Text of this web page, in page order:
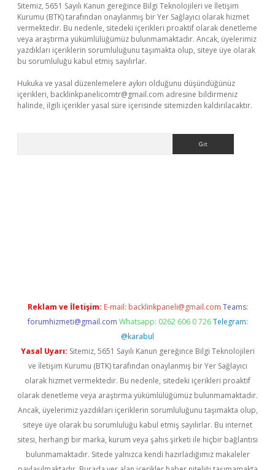
Sitemiz, 5651 Sayılı Kanun gereğince Bilgi Teknolojileri ve İletişim
Kurumu (BTK) tarafından onaylanmış bir Yer Sağlayıcı olarak hizmet
vermektedir. Bu nedenle, sitedeki içerikleri proaktif olarak denetleme
veya araştırma yükümlülüğümüz bulunmamaktadır. Ancak, üyelerimiz
yazdıkları içeriklerin sorumluluğunu taşımakta olup, siteye üye olarak
bu sorumluluğu kabul etmiş sayılırlar.
Hukuka ve yasal düzenlemelere aykırı olduğunu düşündüğünüz
içerikleri, backlinkpanelicomtr@gmail.com adresine bildirmeniz
halinde, ilgili içerikler yasal süre içerisinde sitemizden kaldırılacaktır.
Reklam ve İletişim: E-mail: backlinkpaneli@gmail.com Teams:
forumhizmeti@gmail.com Whatsapp: 0262 606 0 726 Telegram:
@karabul
Yasal Uyarı: Sitemiz, 5651 Sayılı Kanun gereğince Bilgi Teknolojileri
ve İletişim Kurumu (BTK) tarafından onaylanmış bir Yer Sağlayıcı
olarak hizmet vermektedir. Bu nedenle, sitedeki içerikleri proaktif
olarak denetleme veya araştırma yükümlülüğümüz bulunmamaktadır.
Ancak, üyelerimiz yazdıkları içeriklerin sorumluluğunu taşımakta olup,
siteye üye olarak bu sorumluluğu kabul etmiş sayılırlar. Bu internet
sitesi, herhangi bir marka, kurum veya şahıs şirketi ile hiçbir bağlantısı
bulunmamaktadır. Sitede yalnızca kendi hazırladığımız makaleler